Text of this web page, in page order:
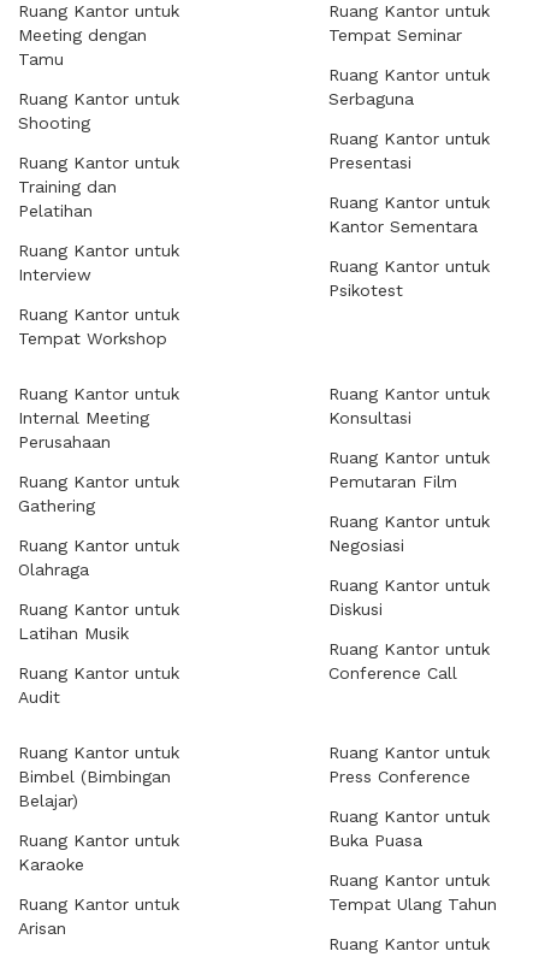
Ruang Kantor untuk
Meeting dengan
Tamu
Ruang Kantor untuk
Shooting
Ruang Kantor untuk
Training dan
Pelatihan
Ruang Kantor untuk
Interview
Ruang Kantor untuk
Tempat Workshop
Ruang Kantor untuk
Tempat Seminar
Ruang Kantor untuk
Serbaguna
Ruang Kantor untuk
Presentasi
Ruang Kantor untuk
Kantor Sementara
Ruang Kantor untuk
Psikotest
Ruang Kantor untuk
Internal Meeting
Perusahaan
Ruang Kantor untuk
Gathering
Ruang Kantor untuk
Olahraga
Ruang Kantor untuk
Latihan Musik
Ruang Kantor untuk
Audit
Ruang Kantor untuk
Konsultasi
Ruang Kantor untuk
Pemutaran Film
Ruang Kantor untuk
Negosiasi
Ruang Kantor untuk
Diskusi
Ruang Kantor untuk
Conference Call
Ruang Kantor untuk
Bimbel (Bimbingan
Belajar)
Ruang Kantor untuk
Karaoke
Ruang Kantor untuk
Arisan
Ruang Kantor untuk
Press Conference
Ruang Kantor untuk
Buka Puasa
Ruang Kantor untuk
Tempat Ulang Tahun
Ruang Kantor untuk